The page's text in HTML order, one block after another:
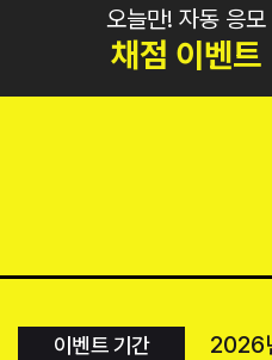
오늘만! 자동 응모
채점 이벤트
이벤트 기간 2026